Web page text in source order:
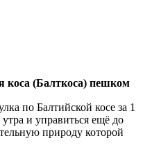
(Балткоса) пешком
по Балтийской косе за 1
и управиться ещё до
природу которой